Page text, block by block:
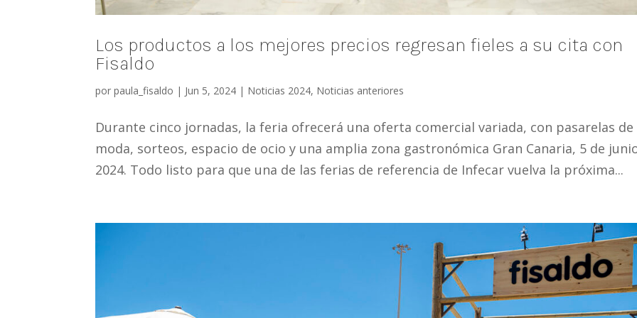
Los productos a los mejores precios regresan fieles a su cita con
Fisaldo
porpaula_fisaldo | Jun 5, 2024 | Noticias 2024, Noticias anteriores
Durante cinco jornadas, la feria ofrecerá una oferta comercial variada, con pasarelas de
moda, sorteos, espacio de ocio y una amplia zona gastronómica Gran Canaria, 5 de
2024. Todo listo para que una de las ferias de referencia de Infecar vuelva la próxima...